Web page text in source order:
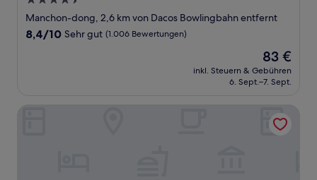
Sterne-
Unterkunft
Manchon-dong, 2,6 km von Dacos Bowlingbahn entfernt
8.4
Bewertungen)
8,4/10 Sehr gut (1.006 Bewertungen)
Der
Preis
beträgt
83 €
inkl. Steuern & Gebühren
6. Sept.–7. Sept.